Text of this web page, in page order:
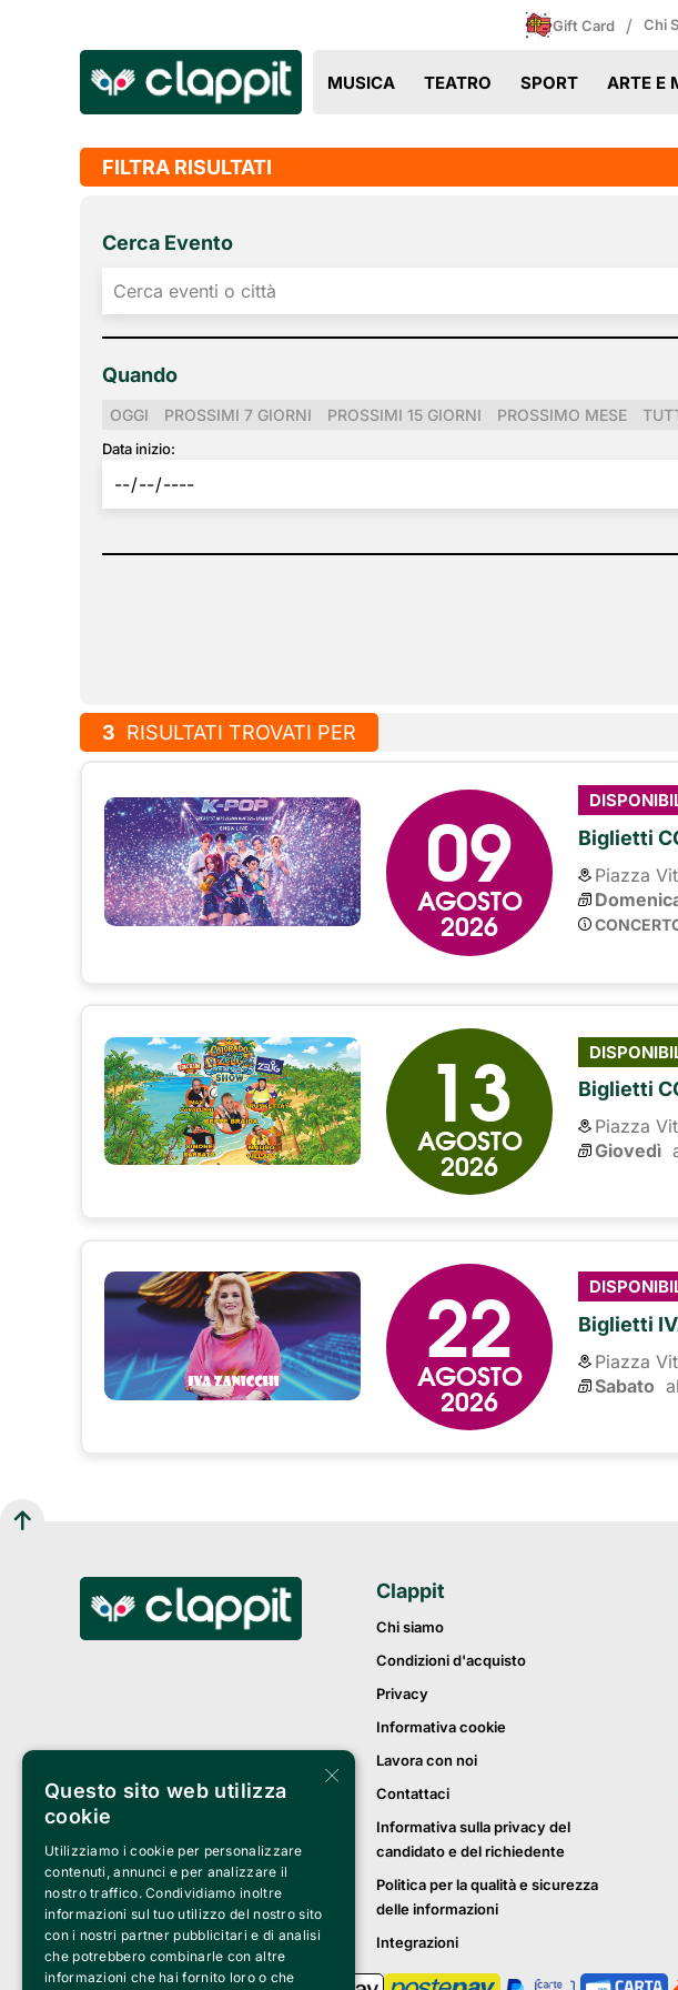
Gift Card / Chi
MUSICA TEATRO SPORT ARTE E
FILTRA RISULTATI
Cerca Evento
Quando
OGGI PROSSIMI 7 GIORNI PROSSIMI 15 GIORNI PROSSIMO MESE
Data inizio:
3 RISULTATI TROVATI PER
09
AGOSTO
2026
Biglietti
Piazza
13
AGOSTO
2026
Biglietti
Piazza
Giovedì
22
AGOSTO
2026
Biglietti
Piazza
Sabato
Clappit
Chi siamo
Condizioni d'acquisto
Privacy
Informativa cookie
Lavora con noi
Contattaci
Informativa sulla privacy del
candidato e del richiedente
Politica per la qualità e sicurezza
delle informazioni
Integrazioni
×
Questo sito web utilizza
cookie
Utilizziamo i cookie per personalizzare
contenuti, annunci e per analizzare il
nostro traffico. Condividiamo inoltre
informazioni sul tuo utilizzo del nostro sito
con i nostri partner pubblicitari e di analisi
che potrebbero combinarle con altre
informazioni che hai fornito loro o che